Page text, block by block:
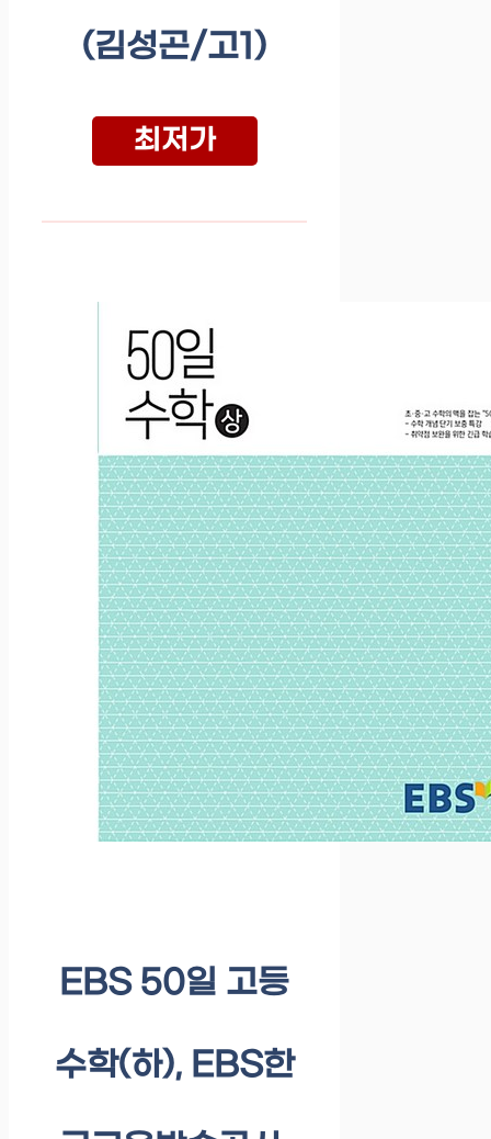
(김성곤/고1)
최저가
EBS 50일 고등
수학(하), EBS한